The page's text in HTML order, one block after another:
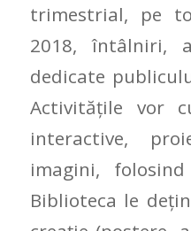
trimestrial, pe
2018, întâlniri,
dedicate
Activitățile vor
interactive,
imagini,
Biblioteca le